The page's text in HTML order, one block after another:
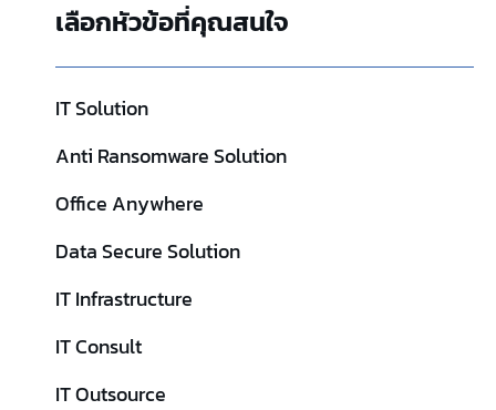
เลือกหัวข้อที่คุณสนใจ
IT Solution
Anti Ransomware Solution
Office Anywhere
Data Secure Solution
IT Infrastructure
IT Consult
IT Outsource